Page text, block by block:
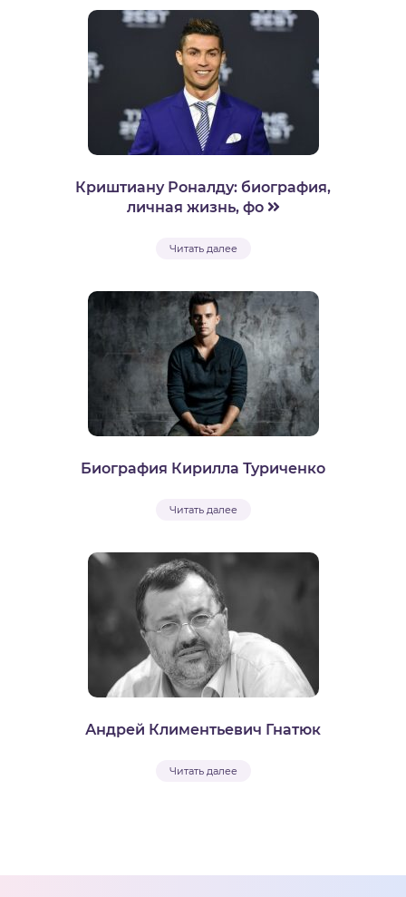
Криштиану Роналду: биография,
личная жизнь, фо
Читать далее
Биография Кирилла Туриченко
Читать далее
Андрей Климентьевич Гнатюк
Читать далее